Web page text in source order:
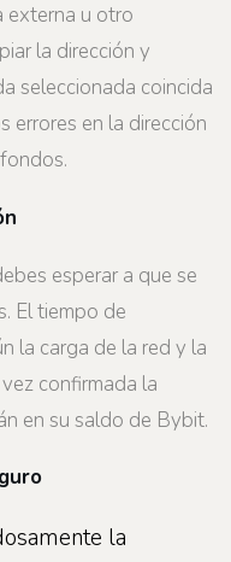
externa u otro
la dirección y
seleccionada coincida
errores en la dirección
esperar a que se
El tiempo de
la carga de la red y la
confirmada la
en su saldo de Bybit.
la